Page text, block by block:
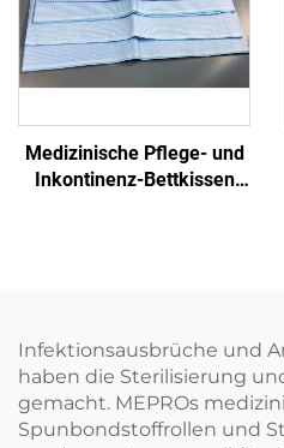
Medizinische Pflege- und
Inkontinenz-Bettkissen
Infektionsausbrüche und
haben die Sterilisierung
gemacht. MEPROs
Spunbondstoffrollen und